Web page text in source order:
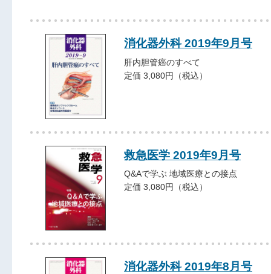
消化器外科 2019年9月号
肝内胆管癌のすべて
定価 3,080円（税込）
救急医学 2019年9月号
Q&Aで学ぶ 地域医療との接点
定価 3,080円（税込）
消化器外科 2019年8月号